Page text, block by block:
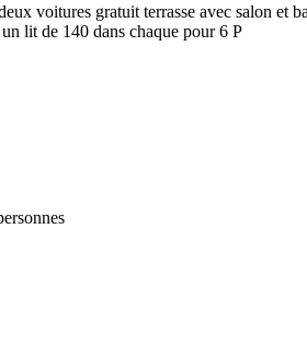
voitures gratuit terrasse avec salon et
lit de 140 dans chaque pour 6 P